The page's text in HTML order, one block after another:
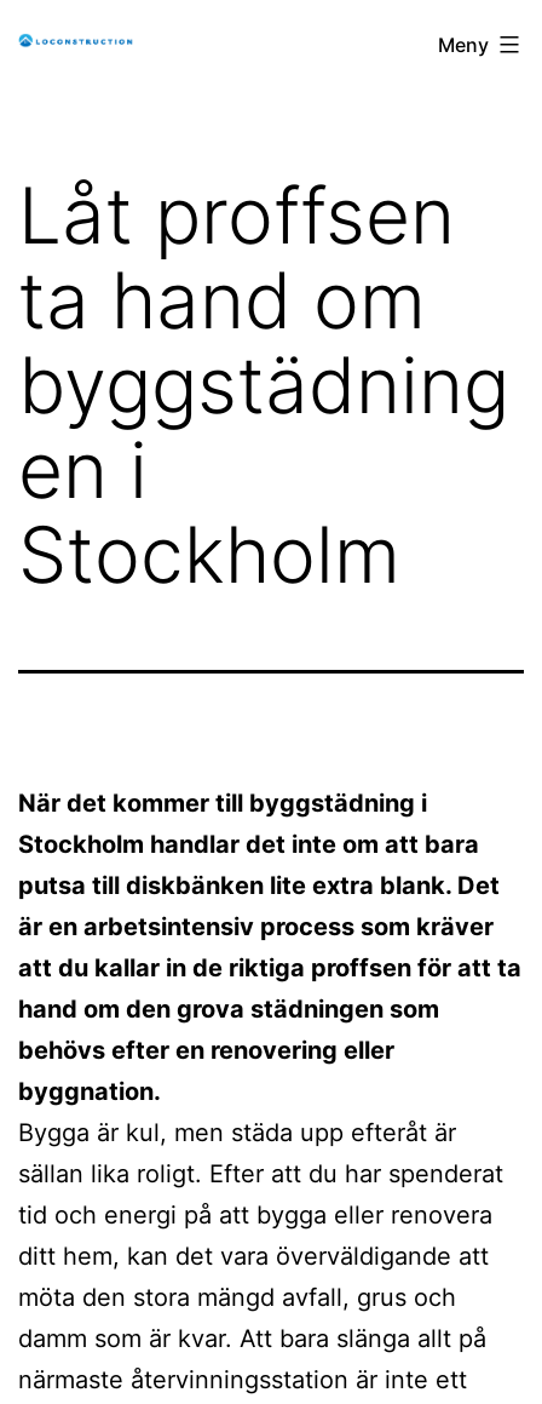
loconstruction.se Meny
Låt proffsen
ta hand om
byggstädning
en i
Stockholm
När det kommer till byggstädning i
Stockholm handlar det inte om att bara
putsa till diskbänken lite extra blank. Det
är en arbetsintensiv process som kräver
att du kallar in de riktiga proffsen för att ta
hand om den grova städningen som
behövs efter en renovering eller
byggnation.
Bygga är kul, men städa upp efteråt är
sällan lika roligt. Efter att du har spenderat
tid och energi på att bygga eller renovera
ditt hem, kan det vara överväldigande att
möta den stora mängd avfall, grus och
damm som är kvar. Att bara slänga allt på
närmaste återvinningsstation är inte ett